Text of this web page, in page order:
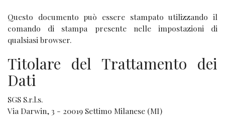
Questo documento può essere stampato utilizzando il
comando di stampa presente nelle impostazioni di
qualsiasi browser.
Titolare del Trattamento dei
Dati
SGS S.r.l.s.
Via Darwin, 3 - 20019 Settimo Milanese (MI)